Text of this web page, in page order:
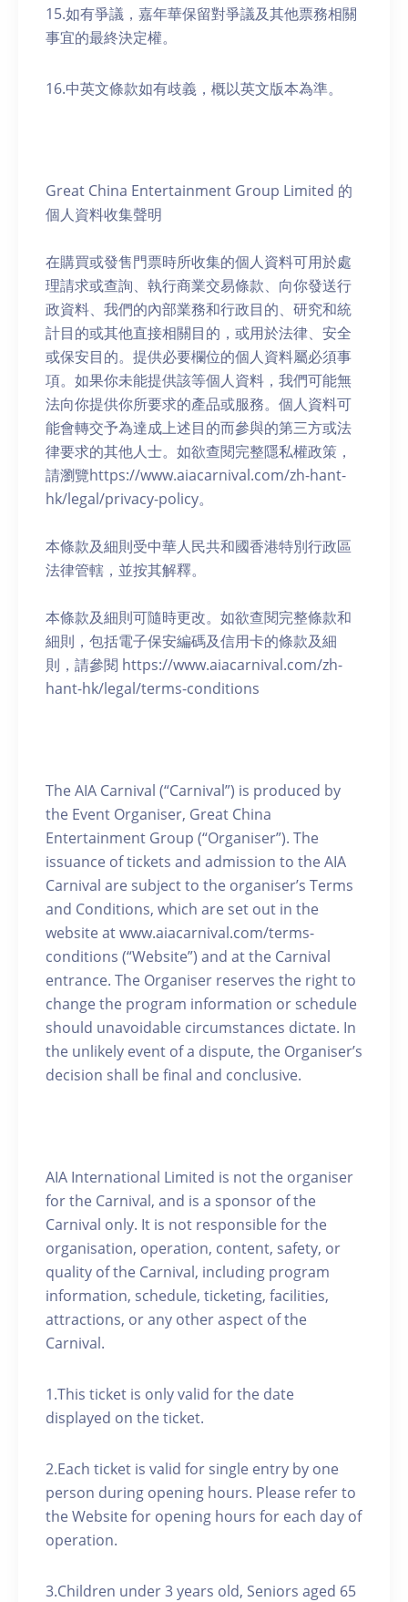
15.如有爭議，嘉年華保留對爭議及其他票務相關
事宜的最終決定權。
16.中英文條款如有歧義，概以英文版本為準。
Great China Entertainment Group Limited 的
個人資料收集聲明
在購買或發售門票時所收集的個人資料可用於處
理請求或查詢、執行商業交易條款、向你發送行
政資料、我們的內部業務和行政目的、研究和統
計目的或其他直接相關目的，或用於法律、安全
或保安目的。提供必要欄位的個人資料屬必須事
項。如果你未能提供該等個人資料，我們可能無
法向你提供你所要求的產品或服務。個人資料可
能會轉交予為達成上述目的而參與的第三方或法
律要求的其他人士。如欲查閱完整隱私權政策，
請瀏覽https://www.aiacarnival.com/zh-hant-
hk/legal/privacy-policy。
本條款及細則受中華人民共和國香港特別行政區
法律管轄，並按其解釋。
本條款及細則可隨時更改。如欲查閱完整條款和
細則，包括電子保安編碼及信用卡的條款及細
則，請參閱 https://www.aiacarnival.com/zh-
hant-hk/legal/terms-conditions
The AIA Carnival (“Carnival”) is produced by
the Event Organiser, Great China
Entertainment Group (“Organiser”). The
issuance of tickets and admission to the AIA
Carnival are subject to the organiser’s Terms
and Conditions, which are set out in the
website at www.aiacarnival.com/terms-
conditions (“Website”) and at the Carnival
entrance. The Organiser reserves the right to
change the program information or schedule
should unavoidable circumstances dictate. In
the unlikely event of a dispute, the Organiser’s
decision shall be final and conclusive.
AIA International Limited is not the organiser
for the Carnival, and is a sponsor of the
Carnival only. It is not responsible for the
organisation, operation, content, safety, or
quality of the Carnival, including program
information, schedule, ticketing, facilities,
attractions, or any other aspect of the
Carnival.
1.This ticket is only valid for the date
displayed on the ticket.
2.Each ticket is valid for single entry by one
person during opening hours. Please refer to
the Website for opening hours for each day of
operation.
3.Children under 3 years old, Seniors aged 65